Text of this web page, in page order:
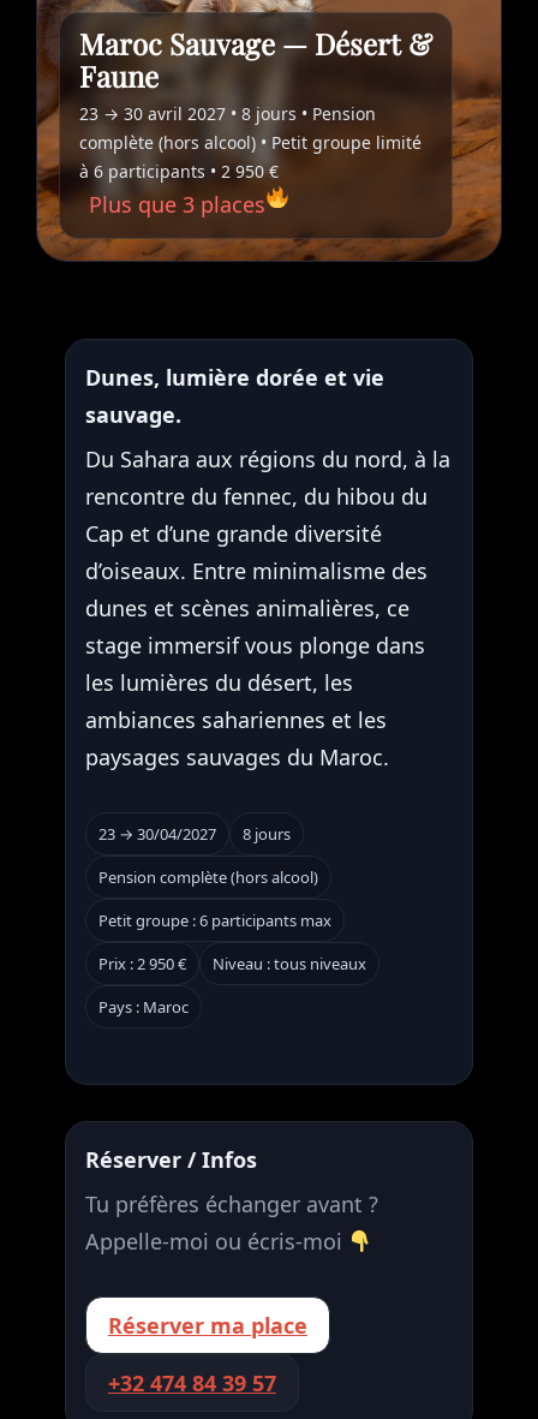
Maroc Sauvage — Désert &
Faune
23 → 30 avril 2027 • 8 jours • Pension
complète (hors alcool) • Petit groupe limité
à 6 participants • 2 950 €
Plus que 3 places
Dunes, lumière dorée et vie
sauvage.
Du Sahara aux régions du nord, à la
rencontre du fennec, du hibou du
Cap et d’une grande diversité
d’oiseaux. Entre minimalisme des
dunes et scènes animalières, ce
stage immersif vous plonge dans
les lumières du désert, les
ambiances sahariennes et les
paysages sauvages du Maroc.
23 → 30/04/2027
8 jours
Pension complète (hors alcool)
Petit groupe : 6 participants max
Prix : 2 950 €
Niveau : tous niveaux
Pays : Maroc
Réserver / Infos
Tu préfères échanger avant ?
Appelle-moi ou écris-moi
Réserver ma place
+32 474 84 39 57